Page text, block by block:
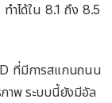
ำได้ใน 8.1 ถึง 8.5
ที่มีการสแกนถนน
ภาพ ระบบนี้ยังมีอัล